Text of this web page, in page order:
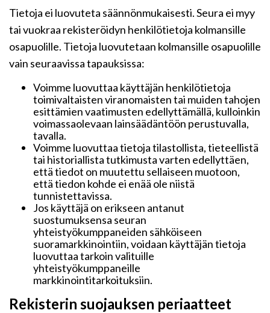
Tietoja ei luovuteta säännönmukaisesti. Seura ei myy
tai vuokraa rekisteröidyn henkilötietoja kolmansille
osapuolille. Tietoja luovutetaan kolmansille osapuolille
vain seuraavissa tapauksissa:
Voimme luovuttaa käyttäjän henkilötietoja
toimivaltaisten viranomaisten tai muiden tahojen
esittämien vaatimusten edellyttämällä, kulloinkin
voimassaolevaan lainsäädäntöön perustuvalla,
tavalla.
Voimme luovuttaa tietoja tilastollista, tieteellistä
tai historiallista tutkimusta varten edellyttäen,
että tiedot on muutettu sellaiseen muotoon,
että tiedon kohde ei enää ole niistä
tunnistettavissa.
Jos käyttäjä on erikseen antanut
suostumuksensa seuran
yhteistyökumppaneiden sähköiseen
suoramarkkinointiin, voidaan käyttäjän tietoja
luovuttaa tarkoin valituille
yhteistyökumppaneille
markkinointitarkoituksiin.
Rekisterin suojauksen periaatteet